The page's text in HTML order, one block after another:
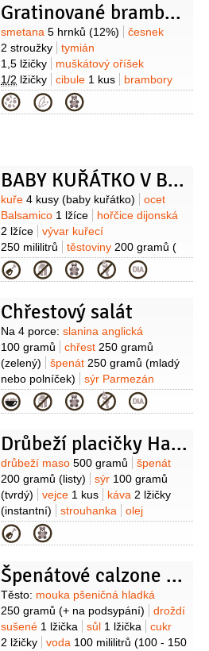
200 gramů
smetana 250 gramů
crème fraîche)
šťáva citronová
citronu)
citronová kůra
citronu)
kopr2 lžíce
(čerstvý)
pažitka 2 lžíce
(čerstvá)
kapary2 lžíce
Gratinované brambory se sýrem a špenátem
Suroviny
smetana 5 hrnků (12%)
česnek
2 stroužky
tymián
1,5 lžičky
muškátový oříšek
1/2 lžičky cibule 1 kus
brambory
2,5 kilogramu
máslo
tvrdý2,5 hrnku (Gruyere
Kategorie
BABY KUŘÁTKO V BALSAMIKOVO-HOŘČIČNÉ MARINÁDĚ
Suroviny
kuře 4 kusy (baby kuřátko)
ocet
Balsamico 1 lžíce
hořčice dijonská
2 lžíce
vývar kuřecí
250 mililitrů
těstoviny 200 gramů (
Tesco fi nest Orzo
semolinové)
špenát200 gramů
olivový3 lžíce sůl
Kategorie
Chřestový salát
Suroviny
Na 4 porce: slanina anglická
100 gramů
chřest 250 gramů
(zelený)
špenát 250 gramů (mladý
nebo polníček)
sýr Parmezán
50 gramů
vejce 4 kusy
(uvařené
nahniličko)
pečivo(opečené krutony
olivový
citron sůl
Kategorie
Drůbeží placičky Havana
Suroviny
drůbeží maso 500 gramů
špenát
200 gramů (listy) sýr 100 gramů
(tvrdý)
vejce 1 kus káva 2 lžičky
(instantní)
strouhanka
olej
olivový
sůl
Kategorie
Špenátové calzone s paprikou a třemi druhy sýra
Suroviny
Těsto: mouka pšeničná hladká
250 gramů (+ na podsypání)
droždí
sušené 1 lžička sůl 1 lžička
cukr
2 lžičky
voda 100 mililitrů (100 - 150